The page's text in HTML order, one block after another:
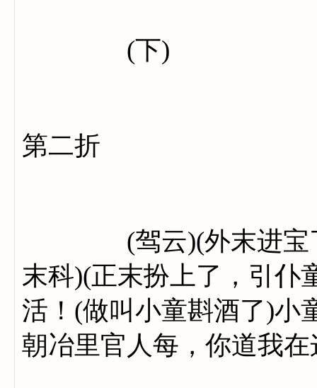
(下)
第二折
(驾云)(外末进宝了)(
末科)(正末扮上了，引仆
活！(做叫小童斟酒了)小
朝冶里官人每，你道我